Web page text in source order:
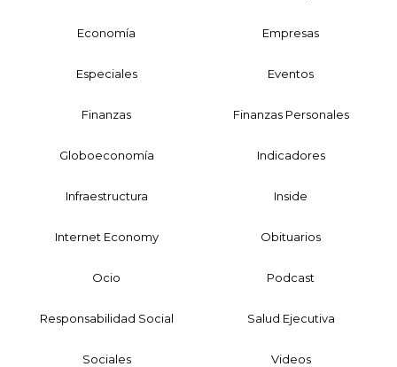
Economía Empresas
Especiales Eventos
Finanzas Finanzas Personales
Globoeconomía Indicadores
Infraestructura Inside
Internet Economy Obituarios
Ocio Podcast
Responsabilidad Social Salud Ejecutiva
Sociales Videos